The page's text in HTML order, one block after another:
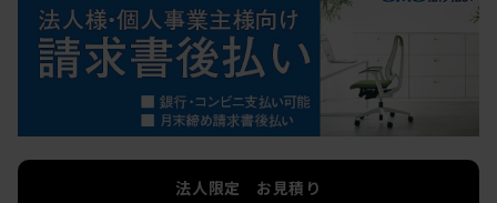
法人限定 お見積り